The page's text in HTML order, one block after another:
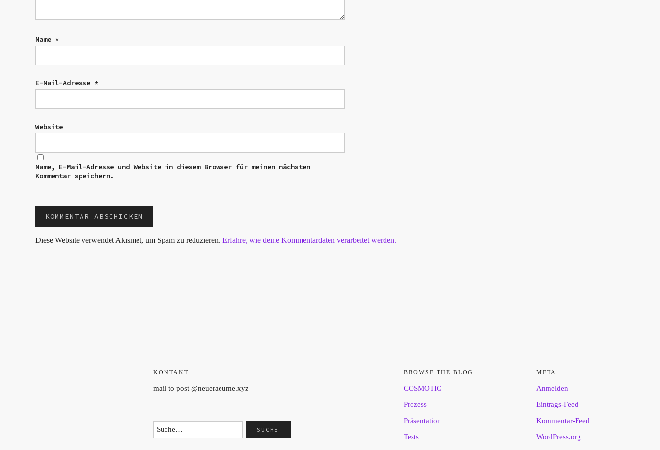
Name *
E-Mail-Adresse *
Website
Name, E-Mail-Adresse und Website in diesem Browser für meinen nächsten
Kommentar speichern.
Diese Website verwendet Akismet, um Spam zu reduzieren. Erfahre, wie deine Kommentardaten verarbeitet werden.
KONTAKT
mail to post @neueraeume.xyz
BROWSE THE BLOG
COSMOTIC
Prozess
Präsentation
Tests
META
Anmelden
Eintrags-Feed
Kommentar-Feed
WordPress.org